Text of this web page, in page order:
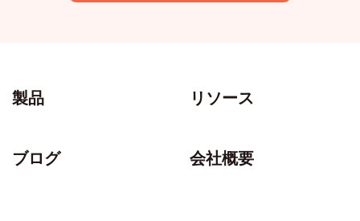
製品 リソース
ブログ 会社概要